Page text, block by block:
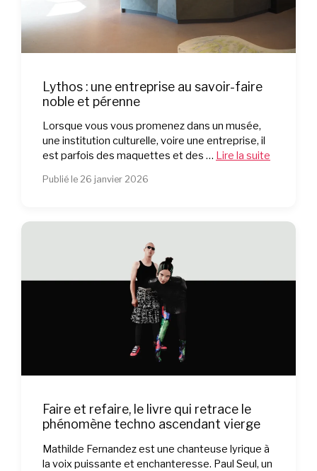
Lythos : une entreprise au savoir-faire
noble et pérenne
Lorsque vous vous promenez dans un musée,
une institution culturelle, voire une entreprise, il
est parfois des maquettes et des … Lire la suite
Publié le 26 janvier 2026
Faire et refaire, le livre qui retrace le
phénomène techno ascendant vierge
Mathilde Fernandez est une chanteuse lyrique à
la voix puissante et enchanteresse. Paul Seul, un